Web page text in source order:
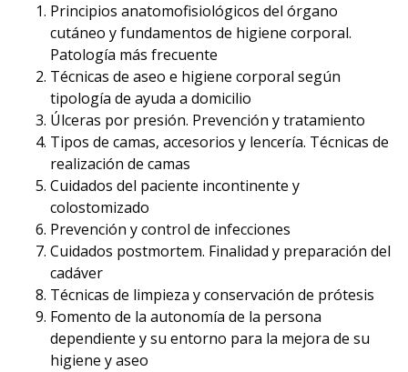
Principios anatomofisiológicos del órgano
cutáneo y fundamentos de higiene corporal.
Patología más frecuente
Técnicas de aseo e higiene corporal según
tipología de ayuda a domicilio
Úlceras por presión. Prevención y tratamiento
Tipos de camas, accesorios y lencería. Técnicas de
realización de camas
Cuidados del paciente incontinente y
colostomizado
Prevención y control de infecciones
Cuidados postmortem. Finalidad y preparación del
cadáver
Técnicas de limpieza y conservación de prótesis
Fomento de la autonomía de la persona
dependiente y su entorno para la mejora de su
higiene y aseo